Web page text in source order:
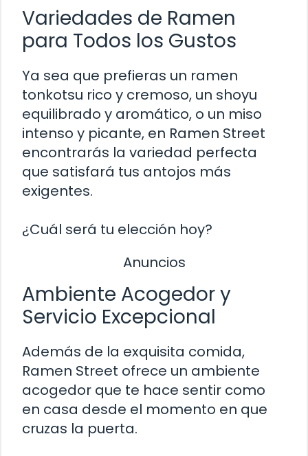
Variedades de Ramen
para Todos los Gustos
Ya sea que prefieras un ramen
tonkotsu rico y cremoso, un shoyu
equilibrado y aromático, o un miso
intenso y picante, en Ramen Street
encontrarás la variedad perfecta
que satisfará tus antojos más
exigentes.
¿Cuál será tu elección hoy?
Anuncios
Ambiente Acogedor y
Servicio Excepcional
Además de la exquisita comida,
Ramen Street ofrece un ambiente
acogedor que te hace sentir como
en casa desde el momento en que
cruzas la puerta.